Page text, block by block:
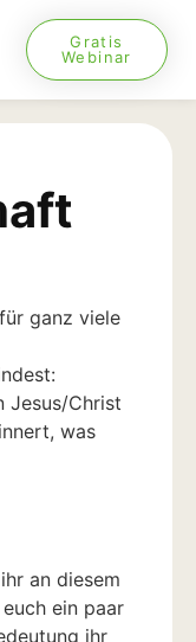
Gratis
Webinar
ganz viele
Jesus/Christ
was
an diesem
ein paar
ihr